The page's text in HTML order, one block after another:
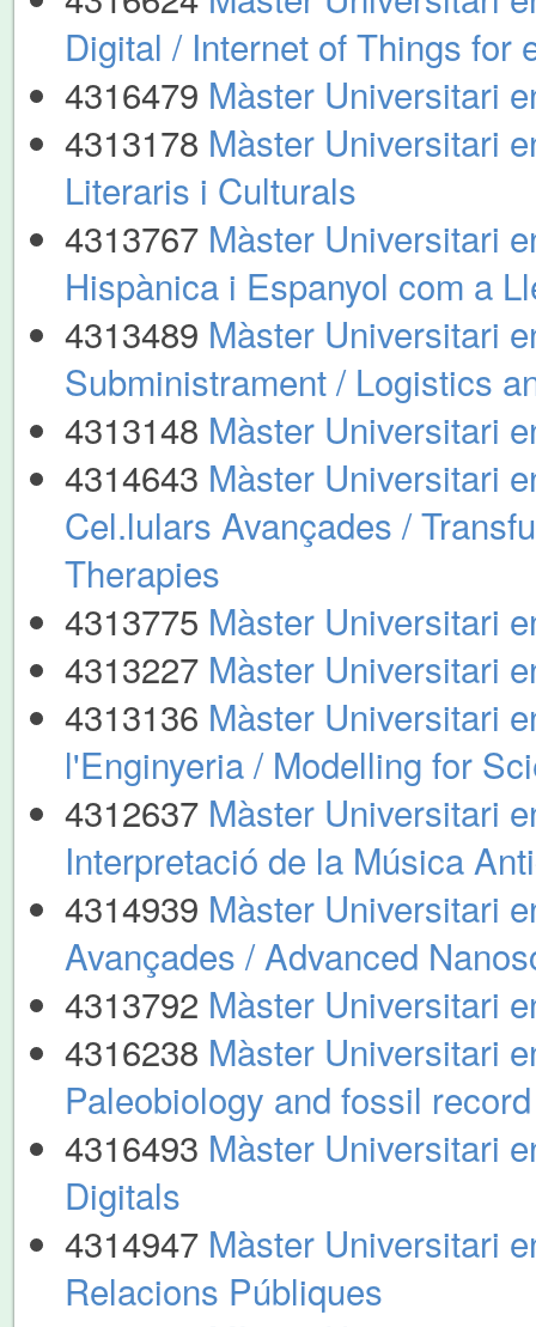
Digital / Internet of Things for
4316479 Màster Universitari
4313178 Màster Universitari
Literaris i Culturals
4313767 Màster Universitari
Hispànica i Espanyol com a
4313489 Màster Universitari
Subministrament / Logistics
4313148 Màster Universitari
4314643 Màster Universitari
Cel.lulars Avançades /
Therapies
4313775 Màster Universitari
4313227 Màster Universitari
4313136 Màster Universitari
l'Enginyeria / Modelling for
4312637 Màster Universitari
Interpretació de la Música
4314939 Màster Universitari
Avançades / Advanced
4313792 Màster Universitari
4316238 Màster Universitari
Paleobiology and fossil record
4316493 Màster Universitari
Digitals
4314947 Màster Universitari
Relacions Públiques